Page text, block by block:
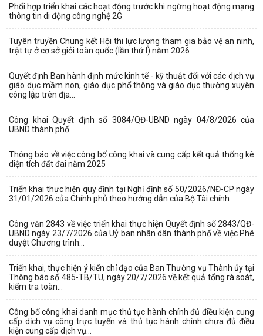
Phối hợp triển khai các hoạt động trước khi ngừng hoạt động mạng
thông tin di động công nghệ 2G
Tuyên truyền Chung kết Hội thi lực lượng tham gia bảo vệ an ninh,
trật tự ở cơ sở giỏi toàn quốc (lần thứ I) năm 2026
Quyết định Ban hành định mức kinh tế - kỹ thuật đối với các dịch vụ
giáo dục mầm non, giáo dục phổ thông và giáo dục thường xuyên
công lập trên địa...
Công khai Quyết định số 3084/QĐ-UBND ngày 04/8/2026 của
UBND thành phố
Thông báo về việc công bố công khai và cung cấp kết quả thống kê
diện tích đất đai năm 2025
Triển khai thực hiện quy định tại Nghị định số 50/2026/NĐ-CP ngày
31/01/2026 của Chính phủ theo hướng dẫn của Bộ Tài chính
Công văn 2843 về việc triển khai thực hiện Quyết định số 2843/QĐ-
UBND ngày 23/7/2026 của Uỷ ban nhân dân thành phố về việc Phê
duyệt Chương trình...
Triển khai, thực hiện ý kiến chỉ đạo của Ban Thường vụ Thành ủy tại
Thông báo số 485-TB/TU, ngày 20/7/2026 về kết quả tổng rà soát,
kiểm tra toàn...
Công bố công khai danh mục thủ tục hành chính đủ điều kiện cung
cấp dịch vụ công trực tuyến và thủ tục hành chính chưa đủ điều
kiện cung cấp dịch vụ...